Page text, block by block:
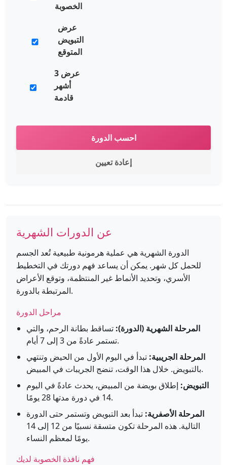
الخصوبة
عرض
التبويض
المتوقع
عرض 3
أشهر
قادمة
احسب الدورة
إعادة تعيين
عن الدورات الشهرية
الدورة الشهرية هي عملية هرمونية طبيعية تُعد الجسم
للحمل كل شهر. يمكن أن يساعد فهم دورتك في التخطيط
الأسري، وتحديد الأنماط غير المنتظمة، وتوقع الأعراض
المرتبطة بالدورة.
مراحل الدورة
المرحلة الشهرية (الدورة): تساقط بطانة الرحم، والتي
تستمر عادةً من 3 إلى 7 أيام.
المرحلة الجريبية: تبدأ في اليوم الأول من الحيض وتنتهي
بالتبويض. خلال هذا الوقت، تنضج الجريبات في المبيض.
التبويض: إطلاق بويضة من المبيض، يحدث عادةً في اليوم
14 في دورة مدتها 28 يومًا.
المرحلة الأصفرية: تبدأ بعد التبويض وتستمر حتى الدورة
التالية. هذه المرحلة تكون متسقة نسبيًا من 12 إلى 14
يومًا لمعظم النساء.
فهم نافذة الخصوبة لديك